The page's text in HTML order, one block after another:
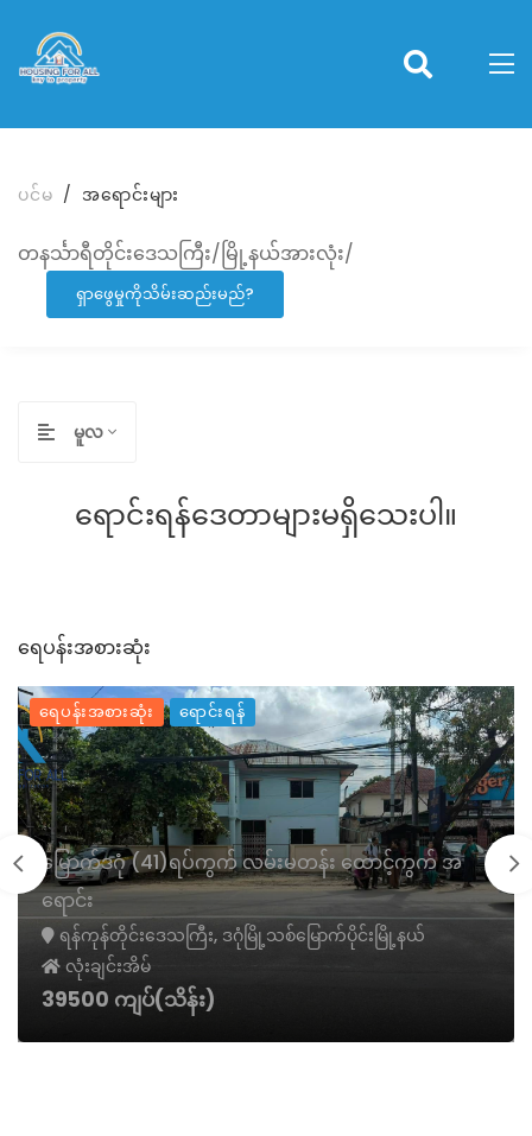
ပင်မ အရောင်းများ
တနင်္သာရီတိုင်းဒေသကြီး/မြို့နယ်အားလုံး/
ရှာဖွေမှုကိုသိမ်းဆည်းမည်?
မူလ
ရောင်းရန်ဒေတာများမရှိသေးပါ။
ရေပန်းအစားဆုံး
ရေပန်းအစားဆုံး ရောင်းရန်
မြောက်ဒဂုံ (41)ရပ်ကွက် လမ်းမတန်း ထောင့်ကွက် အ
ရောင်း
ရန်ကုန်တိုင်းဒေသကြီး, ဒဂုံမြို့သစ်မြောက်ပိုင်းမြို့နယ်
လုံးချင်းအိမ်
39500 ကျပ်(သိန်း)